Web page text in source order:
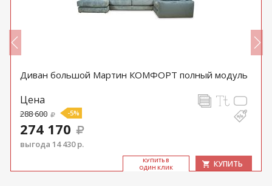
Диван большой Мартин КОМФОРТ полный модуль
Цена
288 600 -5%
274 170
выгода 14 430 р.
КУ­ПИТЬ В
ОДИН КЛИК
КУПИТЬ